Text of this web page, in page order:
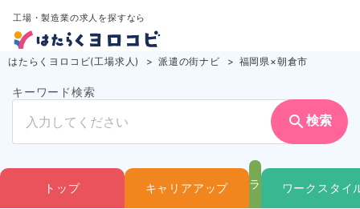
工場・製造業の求人を探すなら
はたらくヨロコビ(工場求人) 派遣の街ナビ 福岡県×朝倉市
キーワード検索
search 検索
トップ キャリアアップ ラ ワークスタイ